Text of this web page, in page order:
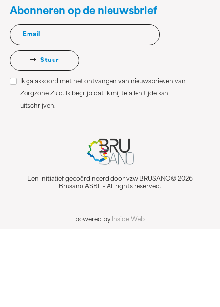
Abonneren op de nieuwsbrief
Stuur
Ik ga akkoord met het ontvangen van nieuwsbrieven van
Zorgzone Zuid. Ik begrijp dat ik mij te allen tijde kan
uitschrijven.
Een initiatief gecoördineerd door vzw BRUSANO© 2026
Brusano ASBL - All rights reserved.
powered by Inside Web